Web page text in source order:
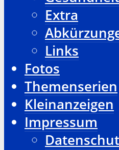
Extra
Links
Fotos
Themenserien
Kleinanzeigen
Impressum